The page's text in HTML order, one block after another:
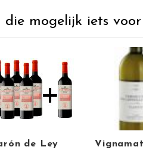
die mogelijk iets
de Ley